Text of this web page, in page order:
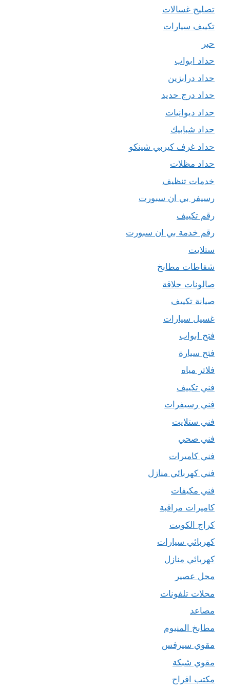
تصليح غسالات
تكييف سيارات
حبر
حداد ابواب
حداد درابزين
حداد درج حديد
حداد ديوانيات
حداد شبابيك
حداد غرف كيربي شينكو
حداد مظلات
خدمات تنظيف
رسيفر بي ان سبورت
رقم تكييف
رقم خدمة بي ان سبورت
ستلايت
شفاطات مطابخ
صالونات حلاقة
صيانة تكييف
غسيل سيارات
فتح ابواب
فتح سيارة
فلاتر مياه
فني تكييف
فني رسيفرات
فني ستلايت
فني صحي
فني كاميرات
فني كهربائي منازل
فني مكيفات
كاميرات مراقبة
كراج الكويت
كهربائي سيارات
كهربائي منازل
محل عصير
محلات تلفونات
مصاعد
مطابخ المنيوم
مقوي سيرفس
مقوي شبكة
مكتب افراح